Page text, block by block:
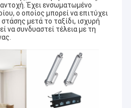
αντοχή. Έχει ενσωματωμένο
ο οποίος μπορεί να επιτύχει
μετά το ταξίδι, ισχυρή
να συνδυαστεί τέλεια με τη